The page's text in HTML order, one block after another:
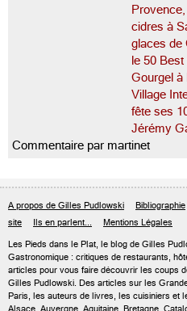
cidres à
glaces de
le 50
Gourgel à
Village
fête ses
Jérémy
Commentaire par martinet
A propos de Gilles Pudlowski Bibliographie
site
Ils en parlent... Mentions Légales
Les Pieds dans le Plat, le blog de Gilles
Gastronomique : critiques de restaurants,
articles pour vous faire découvrir les coups
Gilles Pudlowski. Des articles sur les
Paris, les auteurs de livres, les cuisiniers et